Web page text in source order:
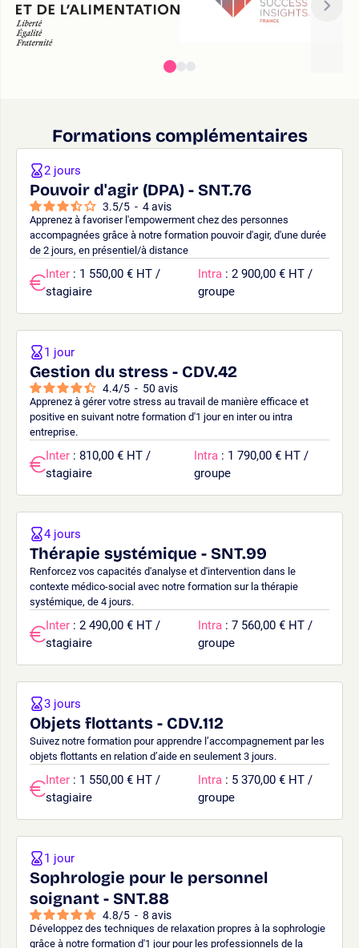
Formations complémentaires
Pouvoir d'agir (DPA) - SNT.76
3.5/5 - 4avis
Apprenez à favoriser l'empowerment chez des personnes
accompagnées grâce à notre formation pouvoir d'agir, d'une durée
de 2 jours, en présentiel/à distance
2 jours
Inter : 1 550,00 € HT /
stagiaire
Intra : 2 900,00 € HT /
groupe
Gestion du stress - CDV.42
4.4/5 - 50 avis
Apprenez à gérer votre stress au travail de manière efficace et
positive en suivant notre formation d'1 jour en inter ou intra
entreprise.
1 jour
Inter : 810,00 € HT /
stagiaire
Intra : 1 790,00 € HT /
groupe
Thérapie systémique - SNT.99
Renforcez vos capacités d'analyse et d'intervention dans le
contexte médico-social avec notre formation sur la thérapie
systémique, de 4 jours.
4 jours
Inter : 2 490,00 € HT /
stagiaire
Intra : 7 560,00 € HT /
groupe
Objets flottants - CDV.112
Suivez notre formation pour apprendre l’accompagnement par les
objets flottants en relation d’aide en seulement 3 jours.
3 jours
Inter : 1 550,00 € HT /
stagiaire
Intra : 5 370,00 € HT /
groupe
Sophrologie pour le personnel
soignant - SNT.88
4.8/5 - 8 avis
Développez des techniques de relaxation propres à la sophrologie
grâce à notre formation d'1 jour pour les professionnels de la
1 jour